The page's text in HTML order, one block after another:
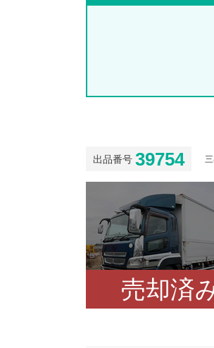
出品番号 39754
売却済